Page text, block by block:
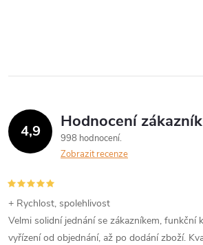
4,9 Hodnocení
998 hodnocení
Zobrazit recenze
+ Rychlost, spolehlivost
Velmi solidní jednání se zákazníkem, funkční
vyřízení od objednání, až po dodání zboží.